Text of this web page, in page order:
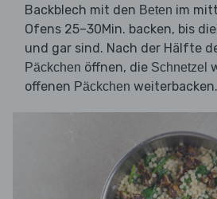
Backblech mit den Beten im
Ofens 25–30Min. backen, bis die
und gar sind. Nach der Hälfte
Päckchen öffnen, die Schnetzel
offenen Päckchen weiterbacken.